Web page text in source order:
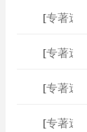
专著速查
专著速查
专著速查
专著速查